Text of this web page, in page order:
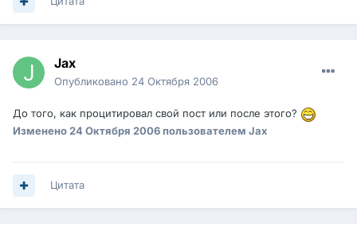
Jax
Опубликовано 24 Октября 2006
До того, как процитировал свой пост или после этого?
Изменено 24 Октября 2006пользователем Jax
Цитата